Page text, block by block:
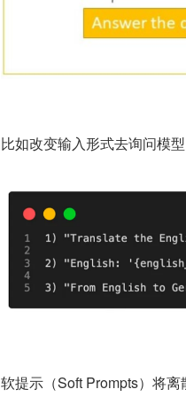
比如改变输入形式去询问模型
软提示（Soft Prompts）将离